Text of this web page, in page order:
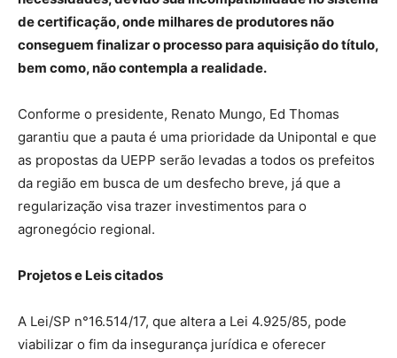
de certificação, onde milhares de produtores não
conseguem finalizar o processo para aquisição do título,
bem como, não contempla a realidade.
Conforme o presidente, Renato Mungo, Ed Thomas
garantiu que a pauta é uma prioridade da Unipontal e que
as propostas da UEPP serão levadas a todos os prefeitos
da região em busca de um desfecho breve, já que a
regularização visa trazer investimentos para o
agronegócio regional.
Projetos e Leis citados
A Lei/SP n°16.514/17, que altera a Lei 4.925/85, pode
viabilizar o fim da insegurança jurídica e oferecer